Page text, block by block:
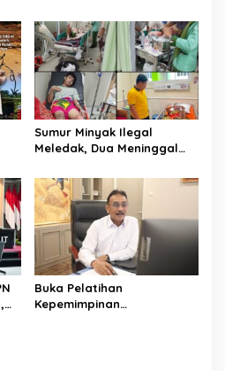
Lomba
Sumur Minyak Ilegal
Meledak, Dua Meninggal
Utara Langsung Respon
Cepat
Buka Pelatihan
Kepemimpinan